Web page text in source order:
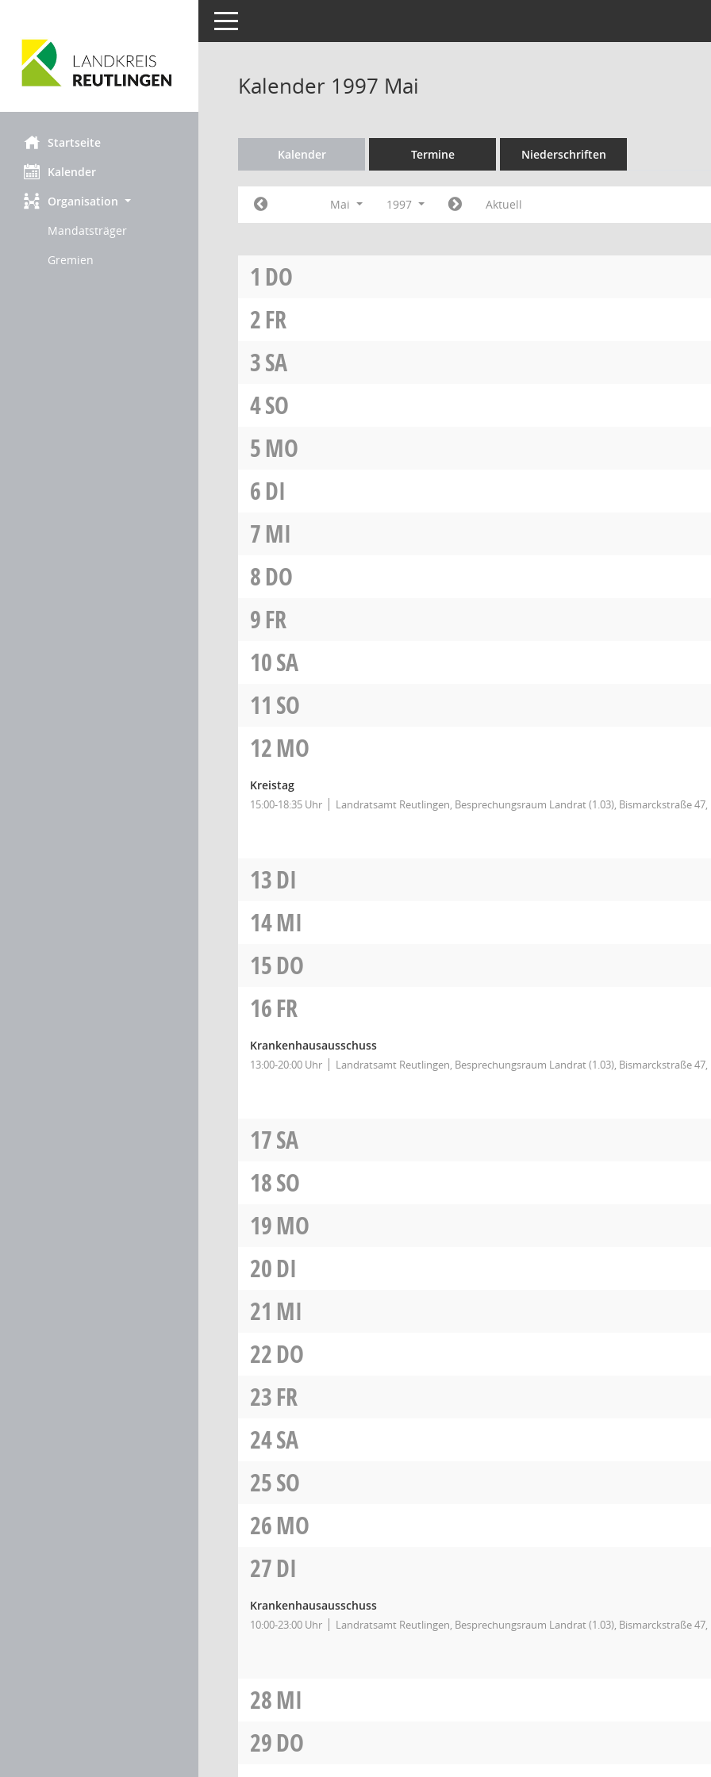
Startseite
Kalender
Organisation
Mandatsträger
Gremien
Toggle navigation
Kalender 1997 Mai
Kalender Termine Niederschriften
Mai 1997 Aktuell
1 DO
2FR
3SA
4SO
5MO
6DI
7MI
8DO
9FR
10SA
11 SO
12MO
Kreistag
15:00-18:35 Uhr Landratsamt Reutlingen, Besprechungsraum Landrat (1.03), Bismarckstraße
13DI
14MI
15DO
16FR
Krankenhausausschuss
13:00-20:00 Uhr Landratsamt Reutlingen, Besprechungsraum Landrat (1.03), Bismarckstraße 47,
17SA
18SO
19MO
20DI
21 MI
22DO
23FR
24SA
25SO
26MO
27DI
Krankenhausausschuss
10:00-23:00 Uhr Landratsamt Reutlingen, Besprechungsraum Landrat (1.03), Bismarckstraße 47,
28MI
29DO